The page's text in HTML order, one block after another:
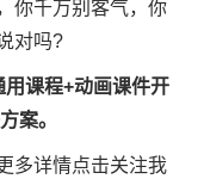
千万别客气，你
对吗?
课程+动画课件开
案。
详情点击关注我